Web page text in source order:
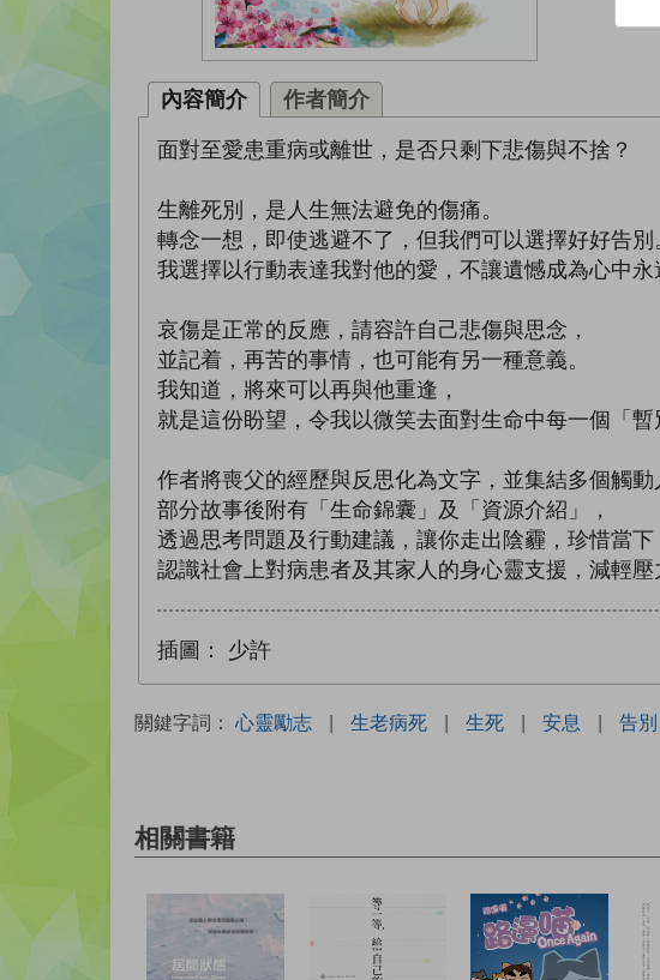
內容簡介 作者簡介
面對至愛患重病或離世，是否只剩下悲傷與不捨？
生離死別，是人生無法避免的傷痛。
轉念一想，即使逃避不了，但我們可以選擇好好告別
我選擇以行動表達我對他的愛，不讓遺憾成為心中永
哀傷是正常的反應，請容許自己悲傷與思念，
並記着，再苦的事情，也可能有另一種意義。
我知道，將來可以再與他重逢，
就是這份盼望，令我以微笑去面對生命中每一個「暫
作者將喪父的經歷與反思化為文字，並集結多個觸
部分故事後附有「生命錦囊」及「資源介紹」，
透過思考問題及行動建議，讓你走出陰霾，珍惜當下
認識社會上對病患者及其家人的身心靈支援，減輕壓
插圖： 少許
關鍵字詞： 心靈勵志 | 生老病死 | 生死 | 安息 | 告別
相關書籍